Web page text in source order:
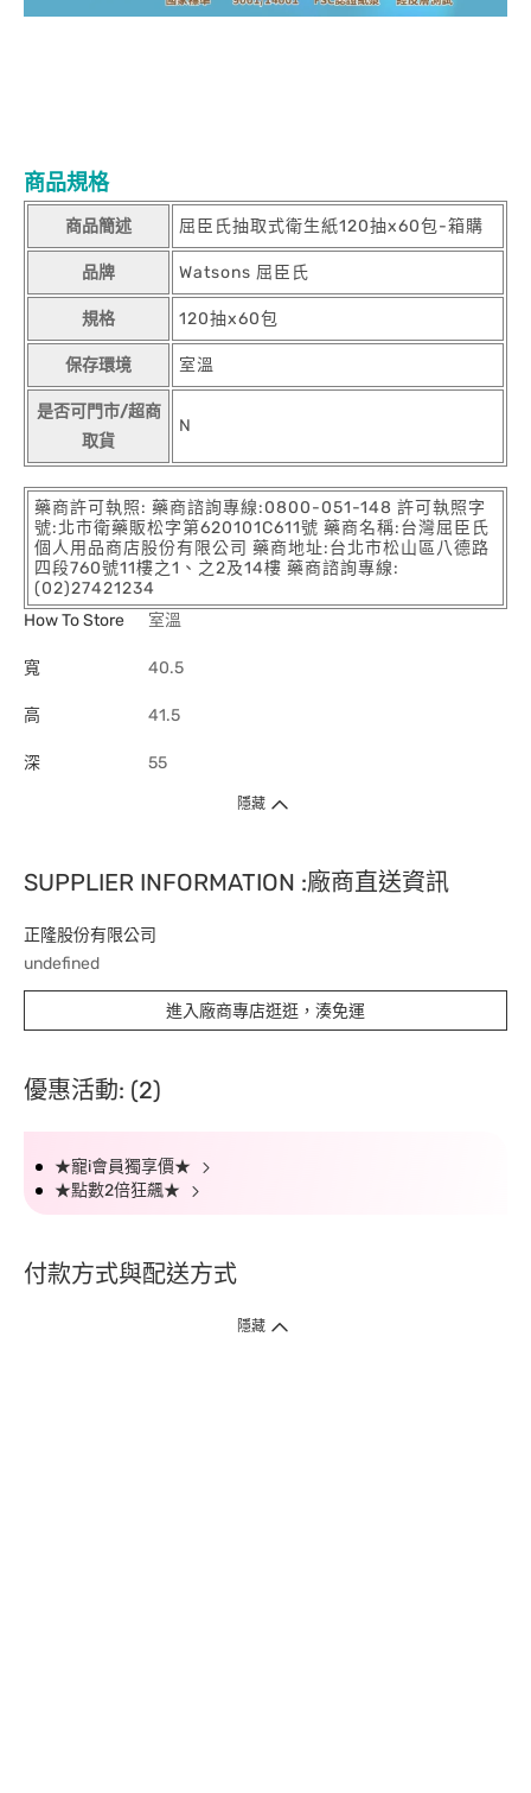
商品規格
商品簡述 屈臣氏抽取式衛生紙120抽x60包-箱購
品牌 Watsons 屈臣氏
規格 120抽x60包
保存環境 室溫
是否可門市/超商
取貨
N
藥商許可執照: 藥商諮詢專線:0800-051-148 許可執照字
號:北市衛藥販松字第620101C611號 藥商名稱:台灣屈臣氏
個人用品商店股份有限公司 藥商地址:台北市松山區八德路
四段760號11樓之1、之2及14樓 藥商諮詢專線:
(02)27421234
How To Store
室溫
寬 40.5
高 41.5
深 55
隱藏
SUPPLIER INFORMATION :廠商直送資訊
正隆股份有限公司
undefined
進入廠商專店逛逛，湊免運
優惠活動: (2)
★寵i會員獨享價★
★點數2倍狂飆★
付款方式與配送方式
隱藏